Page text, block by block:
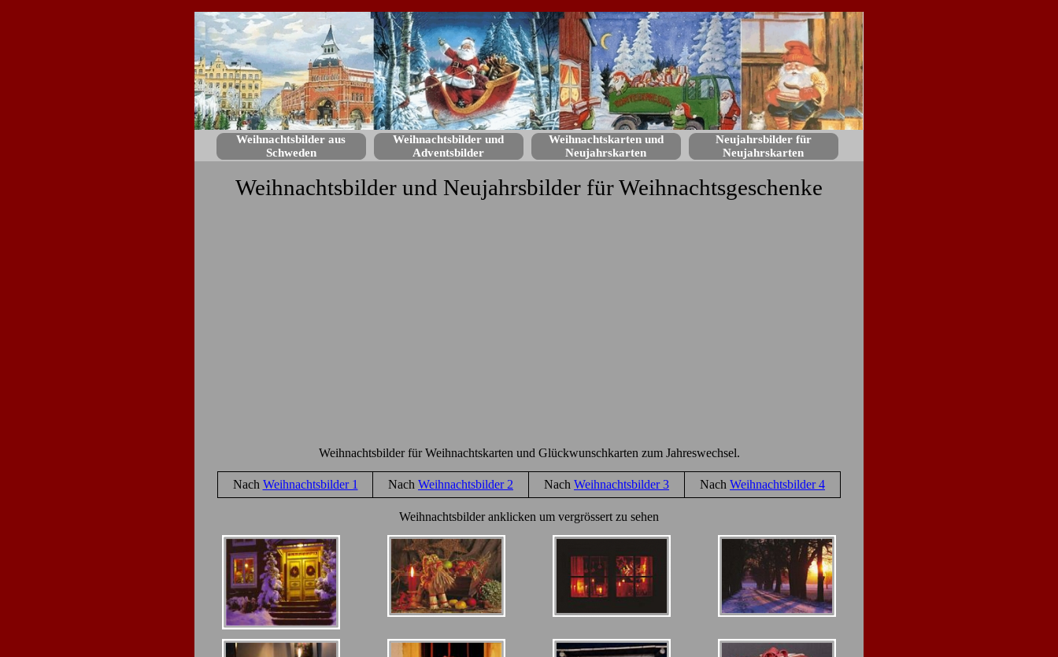
Weihnachtsbilder aus
Schweden
Weihnachtsbilder und
Adventsbilder
Weihnachtskarten und
Neujahrskarten
Neujahrsbilder für
Neujahrskarten
Weihnachtsbilder und Neujahrsbilder für Weihnachtsgeschenke
Weihnachtsbilder für Weihnachtskarten und Glückwunschkarten zum Jahreswechsel.
Nach Weihnachtsbilder 1 Nach Weihnachtsbilder 2 Nach Weihnachtsbilder 3 Nach Weihnachtsbilder 4
Weihnachtsbilder anklicken um vergrössert zu sehen